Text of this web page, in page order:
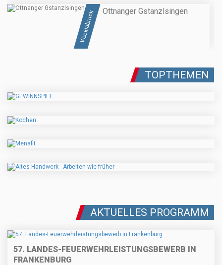
Vöcklabruck Ottnanger Gstanzlsingen
TOPTHEMEN
AKTUELLES PROGRAMM
57. LANDES-FEUERWEHRLEISTUNGSBEWERB IN
FRANKENBURG